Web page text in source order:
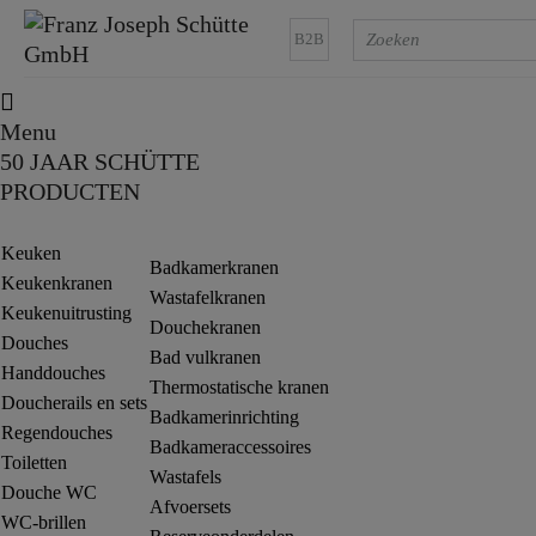
B2B
Menu
50 JAAR SCHÜTTE
PRODUCTEN
Keuken
Keukenkranen
Keukenuitrusting
Douches
Handdouches
Doucherails en sets
Regendouches
Toiletten
Douche WC
WC-brillen
Badkamerkranen
Wastafelkranen
Douchekranen
Bad vulkranen
Thermostatische kranen
Badkamerinrichting
Badkameraccessoires
Wastafels
Afvoersets